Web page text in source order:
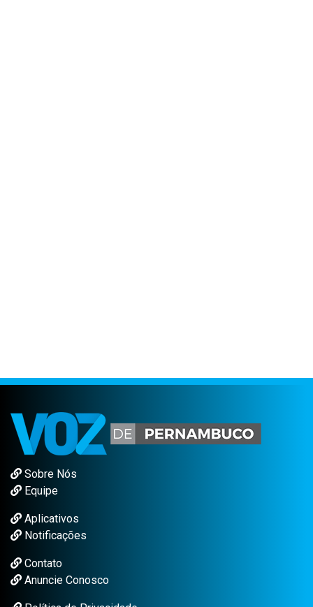
Sobre Nós
Equipe
Aplicativos
Notificações
Contato
Anuncie Conosco